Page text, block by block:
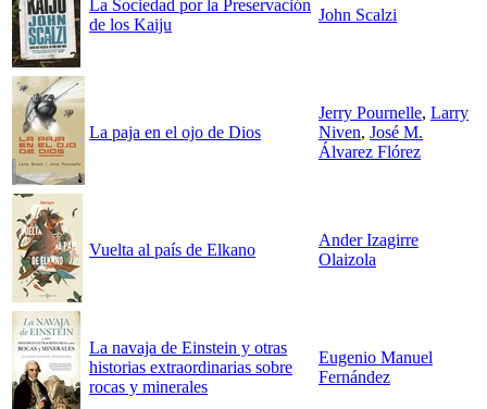
La Sociedad por la Preservación
de los Kaiju
John Scalzi
La paja en el ojo de Dios
Jerry Pournelle, Larry
Niven, José M.
Álvarez Flórez
Vuelta al país de Elkano
Ander Izagirre
Olaizola
La navaja de Einstein y otras
historias extraordinarias sobre
rocas y minerales
Eugenio Manuel
Fernández